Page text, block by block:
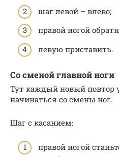
шаг левой – влево;
правой ногой
левую приставить.
Со сменой главной ноги
Тут каждый новый повтор
начинаться со смены ног.
Шаг с касанием:
правой ногой